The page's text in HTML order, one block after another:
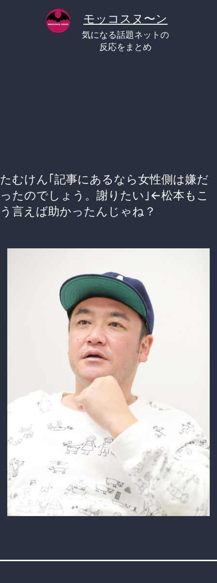
モッコスヌ〜ン
気になる話題ネットの
反応をまとめ
たむけん｢記事にあるなら女性側は嫌だ
ったのでしょう。謝りたい｣←松本もこ
う言えば助かったんじゃね？